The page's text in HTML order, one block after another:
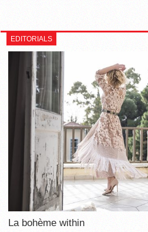
EDITORIALS
La bohème within